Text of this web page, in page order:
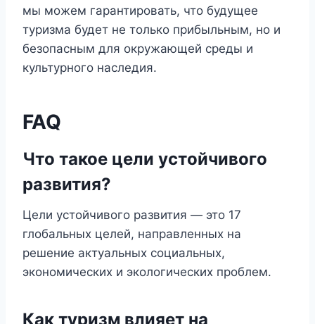
мы можем гарантировать, что будущее
туризма будет не только прибыльным, но и
безопасным для окружающей среды и
культурного наследия.
FAQ
Что такое цели устойчивого
развития?
Цели устойчивого развития — это 17
глобальных целей, направленных на
решение актуальных социальных,
экономических и экологических проблем.
Как туризм влияет на